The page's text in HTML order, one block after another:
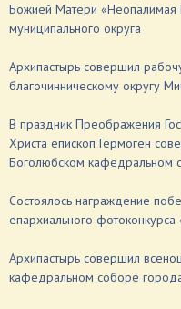
Божией Матери «Неопалимая
муниципального округа
Архипастырь совершил
благочинническому округу
В праздник Преображения
Христа епископ Гермоген
Боголюбском кафедральном
Состоялось награждение
епархиального
Архипастырь совершил
кафедральном соборе